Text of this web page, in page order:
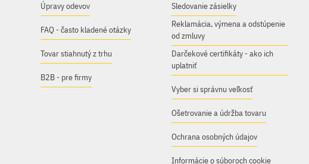
Úpravy odevov
FAQ - často kladené otázky
Tovar stiahnutý z trhu
B2B - pre firmy
Sledovanie zásielky
Reklamácia, výmena a odstúpenie
od zmluvy
Darčekové certifikáty - ako ich
uplatniť
Vyber si správnu veľkosť
Ošetrovanie a údržba tovaru
Ochrana osobných údajov
Informácie o súboroch cookie